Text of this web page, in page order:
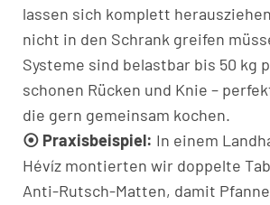
lassen sich komplett
nicht in den Schrank greifen
Systeme sind belastbar bis 50 kg
schonen Rücken und Knie –
die gern gemeinsam kochen.
⦿ Praxisbeispiel: In einem
Hévíz montierten wir doppelte
Anti-Rutsch-Matten, damit